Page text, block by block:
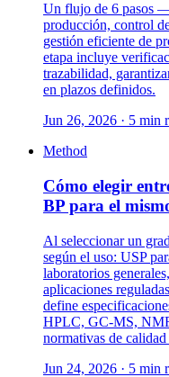
Un flujo de 6 pasos
producción, control
gestión eficiente de
etapa incluye
trazabilidad,
en plazos definidos.
Jun 26, 2026 · 5 min
Method
Cómo elegir
BP para el
Al seleccionar un
según el uso: USP
laboratorios
aplicaciones
define
HPLC, GC-MS,
normativas de
Jun 24, 2026 · 5 min